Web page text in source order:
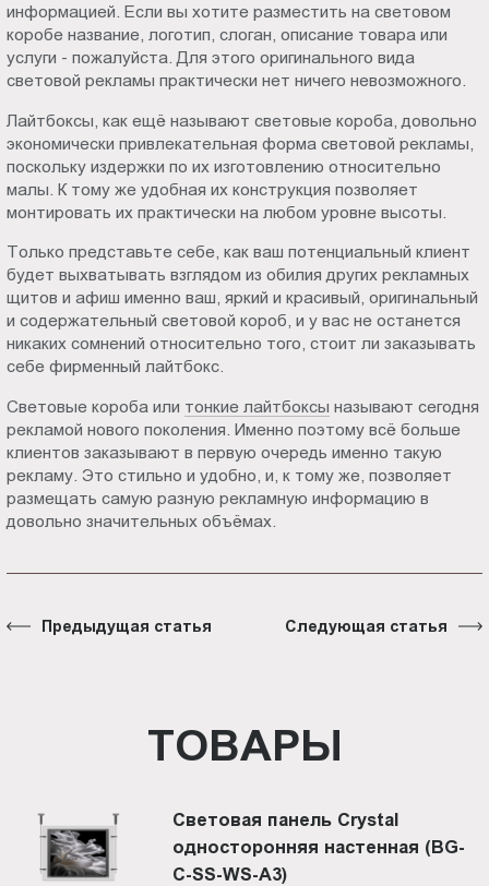
информацией. Если вы хотите разместить на световом
коробе название, логотип, слоган, описание товара или
услуги - пожалуйста. Для этого оригинального вида
световой рекламы практически нет ничего невозможного.
Лайтбоксы, как ещё называют световые короба, довольно
экономически привлекательная форма световой рекламы,
поскольку издержки по их изготовлению относительно
малы. К тому же удобная их конструкция позволяет
монтировать их практически на любом уровне высоты.
Только представьте себе, как ваш потенциальный клиент
будет выхватывать взглядом из обилия других рекламных
щитов и афиш именно ваш, яркий и красивый, оригинальный
и содержательный световой короб, и у вас не останется
никаких сомнений относительно того, стоит ли заказывать
себе фирменный лайтбокс.
Световые короба или тонкие лайтбоксы называют сегодня
рекламой нового поколения. Именно поэтому всё больше
клиентов заказывают в первую очередь именно такую
рекламу. Это стильно и удобно, и, к тому же, позволяет
размещать самую разную рекламную информацию в
довольно значительных объёмах.
Предыдущая статья Следующая статья
ТОВАРЫ
Световая панель Crystal
односторонняя настенная (BG-
C-SS-WS-A3)